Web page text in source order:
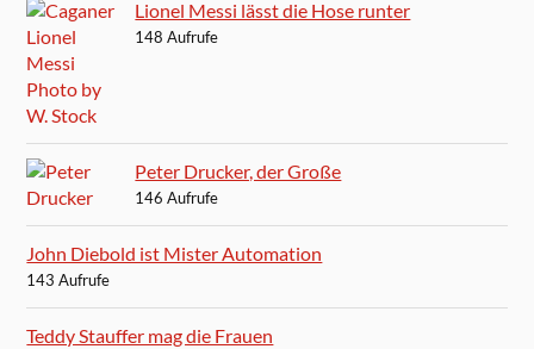
Lionel Messi lässt die Hose runter
148 Aufrufe
Peter Drucker, der Große
146 Aufrufe
John Diebold ist Mister Automation
143 Aufrufe
Teddy Stauffer mag die Frauen